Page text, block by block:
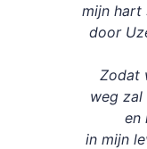
mijn hart
door
Zodat
weg
en
in mijn